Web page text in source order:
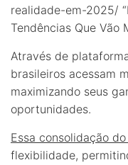
realidade-em-2025/
Tendências Que Vão
Através de
brasileiros acessam
maximizando seus
oportunidades.
Essa consolidação
flexibilidade,